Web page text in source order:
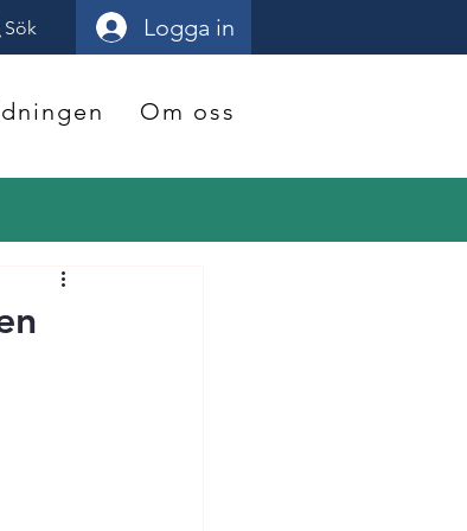
Sök Logga in
Om oss